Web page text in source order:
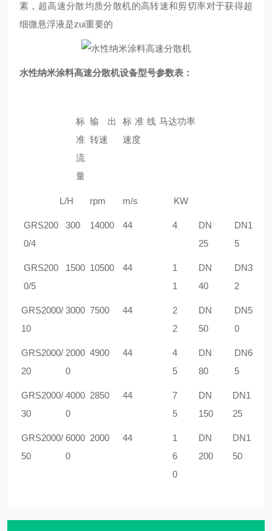
素，超高速分散均质分散机的高转速和剪切率对于获得超
细微悬浮液是zui重要的
水性纳米涂料高速分散机设备型号参数表：
标
准
流
量
输出
转速
标准线
速度
马达功率
L/H rpm m/s KW
GRS200
0/4
300 14000 44 4
DN
25
DN1
5
GRS200
0/5
1500 10500 44
1
1
DN
40
DN3
2
GRS2000/
10
3000 7500 44
2
2
DN
50
DN5
0
GRS2000/
20
2000
0
4900 44
4
5
DN
80
DN6
5
GRS2000/
30
4000
0
2850 44
7
5
DN
150
DN1
25
GRS2000/
50
6000
0
2000 44
1
6
0
DN
200
DN1
50